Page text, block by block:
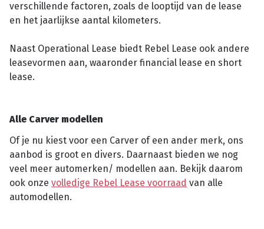
verschillende factoren, zoals de looptijd van de lease
en het jaarlijkse aantal kilometers.
Naast Operational Lease biedt Rebel Lease ook andere
leasevormen aan, waaronder financial lease en short
lease.
Alle Carver modellen
Of je nu kiest voor een Carver of een ander merk, ons
aanbod is groot en divers. Daarnaast bieden we nog
veel meer automerken/ modellen aan. Bekijk daarom
ook onze volledige Rebel Lease voorraad van alle
automodellen.